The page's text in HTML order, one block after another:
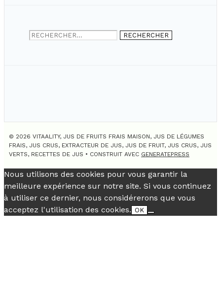
Rechercher :
© 2026 VITAALITY, JUS DE FRUITS FRAIS MAISON, JUS DE LÉGUMES
FRAIS, JUS CRUS, EXTRACTEUR DE JUS, JUS DE FRUIT, JUS CRUS, JUS
VERTS, RECETTES DE JUS • CONSTRUIT AVEC GENERATEPRESS
Nous utilisons des cookies pour vous garantir la
meilleure expérience sur notre site. Si vous continuez
à utiliser ce dernier, nous considérerons que vous
acceptez l'utilisation des cookies. OK